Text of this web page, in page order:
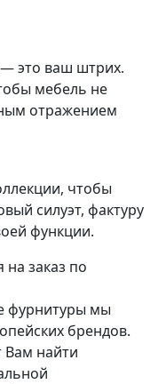
это ваш штрих.
мебель не
отражением
чтобы
силуэт, фактуру
функции.
на заказ по
фурнитуры мы
брендов.
Вам найти